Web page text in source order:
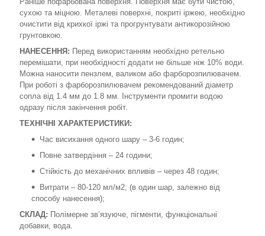
сухою та міцною. Металеві поверхні, покриті іржею, необхідно
очистити від крихкої іржі та прогрунтувати антикорозійною
грунтовкою.
НАНЕСЕННЯ: Перед використанням необхідно ретельно
перемішати, при необхідності додати не більше ніж 10% води.
Можна наносити пензлем, валиком або фарборозпилювачем.
При роботі з фарборозпилювачем рекомендований діаметр
сопла від 1.4 мм до 1.8 мм. Інструменти промити водою
одразу після закінчення робіт.
ТЕХНІЧНІ ХАРАКТЕРИСТИКИ:
Час висихання одного шару – 3-6 годин;
Повне затвердіння – 24 години;
Стійкість до механічних впливів – через 48 годин;
Витрати – 80-120 мл/м2; (в один шар, залежно від
способу нанесення);
СКЛАД: Полімерне зв’язуюче, пігменти, функціональні
добавки, вода.